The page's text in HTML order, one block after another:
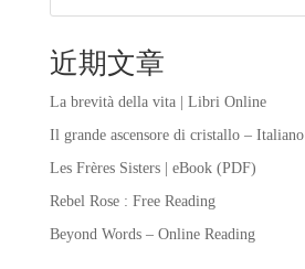
近期文章
La brevità della vita | Libri Online
Il grande ascensore di cristallo – Italiano
Les Frères Sisters | eBook (PDF)
Rebel Rose : Free Reading
Beyond Words – Online Reading